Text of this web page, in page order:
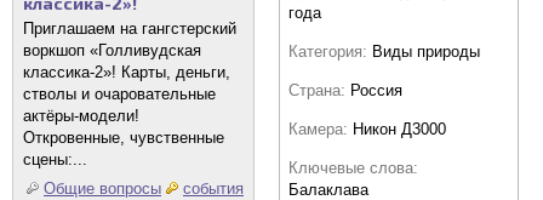
Приглашаем на гангстерский
воркшоп «Голливудская
классика-2»! Карты, деньги,
стволы и очаровательные
актёры-модели!
Откровенные, чувственные
сцены:...
Общие вопросы
события
года
Категория: Виды природы
Страна: Россия
Камера: Никон Д3000
Ключевые слова:
Балаклава